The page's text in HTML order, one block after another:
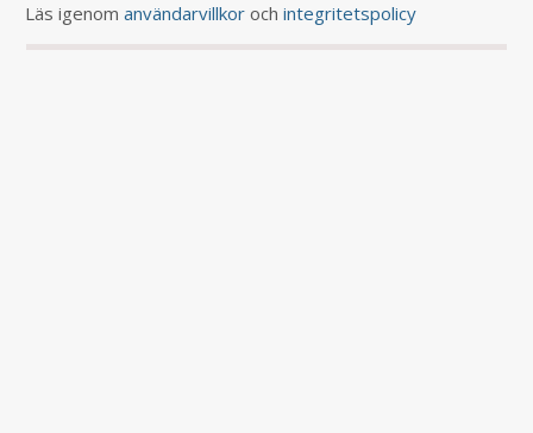
Läs igenomanvändarvillkor ochintegritetspolicy